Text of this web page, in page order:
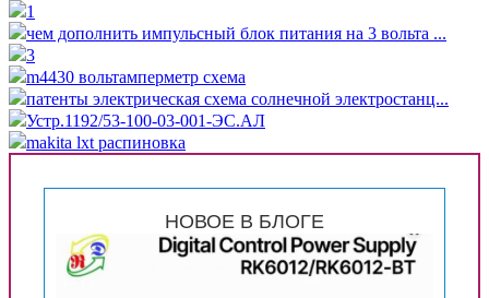
1
чем дополнить импульсный блок питания на 3 вольта ...
3
m4430 вольтамперметр схема
патенты электрическая схема солнечной электростанц...
Устр.1192/53-100-03-001-ЭС.АЛ
makita lxt распиновка
НОВОЕ В БЛОГЕ